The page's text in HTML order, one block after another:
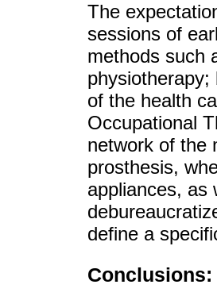
The
sessions of
methods such
physiotherapy;
of the health
Occupational
network of the
prosthesis,
appliances, as
define a
Conclusions: